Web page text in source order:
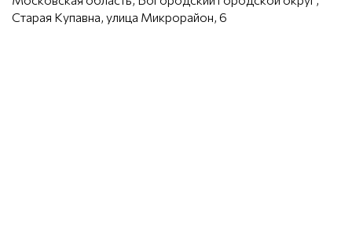
Старая Купавна, улица Микрорайон, 6